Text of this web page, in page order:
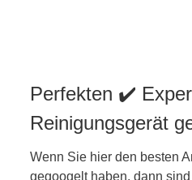
Perfekten ✔️
Reinigungsgerät
Wenn Sie hier den besten
gegoogelt haben, dann sind